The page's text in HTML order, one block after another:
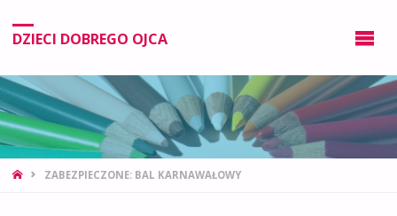
DZIECI DOBREGO OJCA
ZABEZPIECZONE: BAL KARNAWAŁOWY